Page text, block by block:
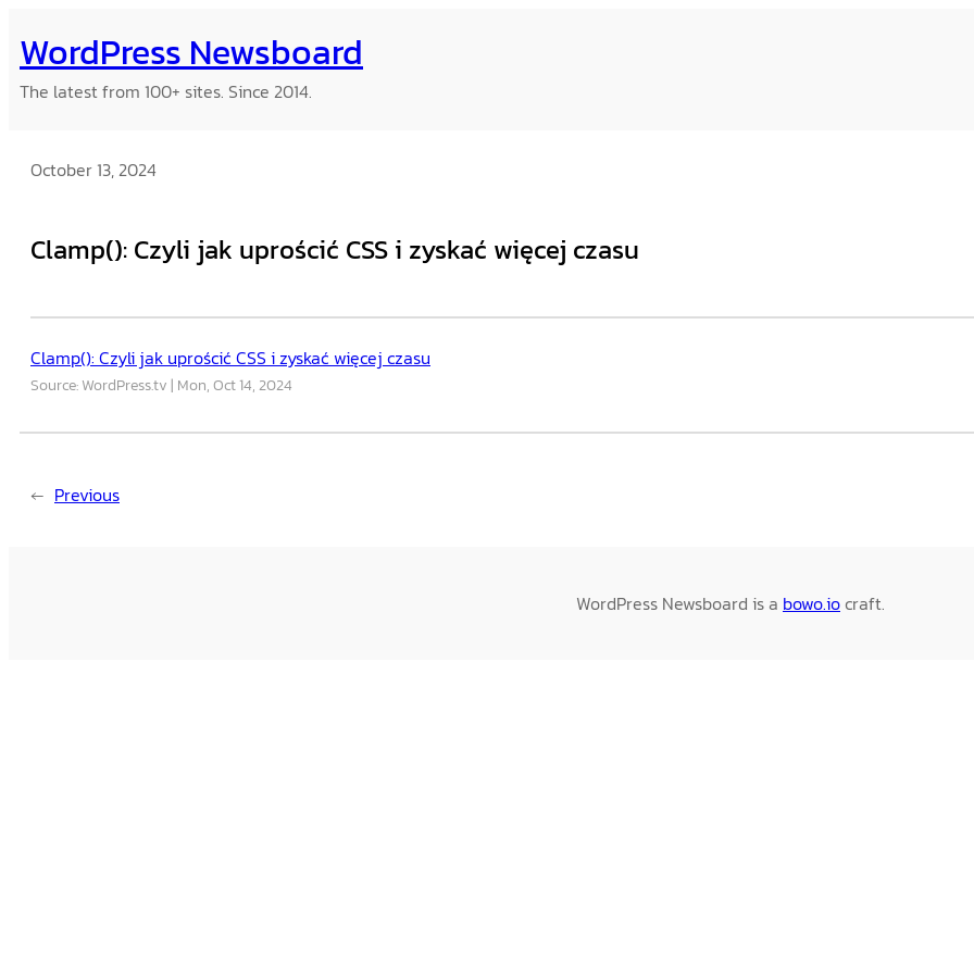
to
content
WordPress Newsboard
The latest from 100+ sites. Since 2014.
October 13, 2024
Clamp(): Czyli jak uprościć CSS i zyskać więcej czasu
Clamp(): Czyli jak uprościć CSS i zyskać więcej czasu
Source: WordPress.tv Mon, Oct 14, 2024
← Previous
WordPress Newsboard is a bowo.iocraft.